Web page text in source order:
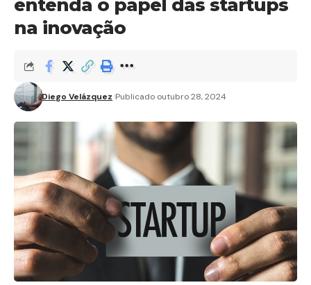
entenda o papel das startups
na inovação
Diego Velázquez Publicado outubro 28, 2024